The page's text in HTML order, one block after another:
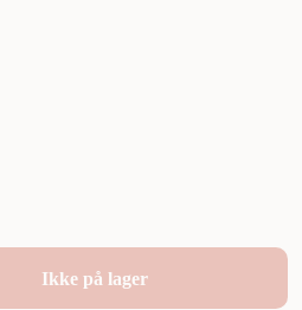
Ikke på lager